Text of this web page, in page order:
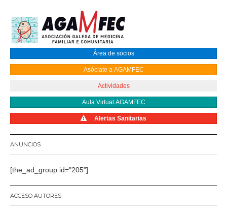
Área de socios
Asóciate a AGAMFEC
Actividades
Aula Virtual AGAMFEC
Alertas Sanitarias
ANUNCIOS
[the_ad_group id="205"]
ACCESO AUTORES